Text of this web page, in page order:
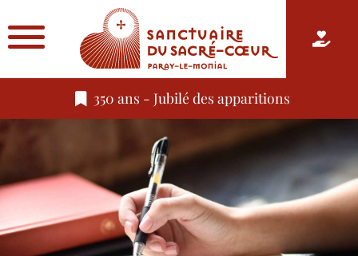
350 ans - Jubilé des apparitions